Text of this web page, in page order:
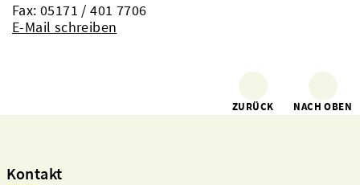
Fax: 05171 / 401 7706
E-Mail schreiben
ZURÜCK NACH OBEN
Kontakt